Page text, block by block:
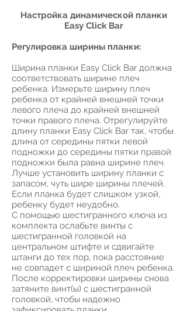
Настройка динамической планки
Easy Click Bar
Регулировка ширины планки:
Ширина планки Easy Click Bar должна
соответствовать ширине плеч
ребенка. Измерьте ширину плеч
ребенка от крайней внешней точки
левого плеча до крайней внешней
точки правого плеча. Отрегулируйте
длину планки Easy Click Bar так, чтобы
длина от середины пятки левой
подножки до середины пятки правой
подножки была равна ширине плеч.
Лучше установить ширину планки с
запасом, чуть шире ширины плечей.
Если планка будет слишком узкой,
ребенку будет неудобно.
С помощью шестигранного ключа из
комплекта ослабьте винты с
шестигранной головкой на
центральном штифте и сдвигайте
штанги до тех пор, пока расстояние
не совпадет с шириной плеч ребенка.
После корректировки ширины снова
затяните винт(ы) с шестигранной
головкой, чтобы надежно